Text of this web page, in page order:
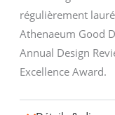
régulièrement
Athenaeum Good
Annual Design
Excellence Award.